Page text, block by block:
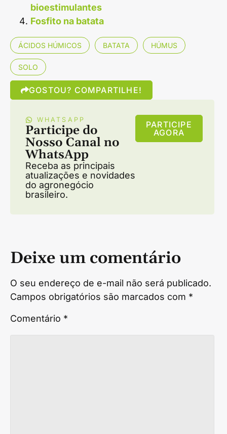
bioestimulantes
Fosfito na batata
ÁCIDOS HÚMICOS BATATA HÚMUS
SOLO
GOSTOU? COMPARTILHE!
WHATSAPP
Participe do
Nosso Canal no
WhatsApp
Receba as principais
atualizações e novidades
do agronegócio
brasileiro.
PARTICIPE
AGORA
Deixe um comentário
O seu endereço de e-mail não será publicado.
Campos obrigatórios são marcados com *
Comentário *